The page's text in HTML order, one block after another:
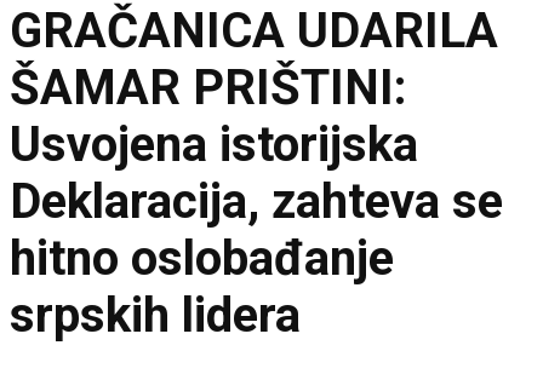
GRAČANICA UDARILA
ŠAMAR PRIŠTINI:
Usvojena istorijska
Deklaracija, zahteva se
hitno oslobađanje
srpskih lidera